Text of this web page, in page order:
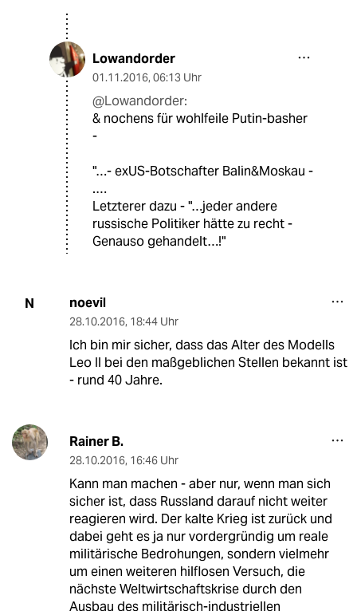
Lowandorder
01.11.2016, 06:13 Uhr
@Lowandorder:
& nochens für wohlfeile Putin-basher
-
"…- exUS-Botschafter Balin&Moskau -
.…
Letzterer dazu - "…jeder andere
russische Politiker hätte zu recht -
Genauso gehandelt…!"
N noevil
28.10.2016, 18:44 Uhr
Ich bin mir sicher, dass das Alter des Modells
Leo II bei den maßgeblichen Stellen bekannt ist
- rund 40 Jahre.
Rainer B.
28.10.2016, 16:46 Uhr
Kann man machen - aber nur, wenn man sich
sicher ist, dass Russland darauf nicht weiter
reagieren wird. Der kalte Krieg ist zurück und
dabei geht es ja nur vordergründig um reale
militärische Bedrohungen, sondern vielmehr
um einen weiteren hilflosen Versuch, die
nächste Weltwirtschaftskrise durch den
Ausbau des militärisch-industriellen